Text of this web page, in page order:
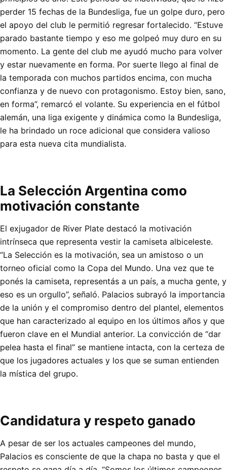
perder 15 fechas de la Bundesliga, fue un golpe duro, pero
el apoyo del club le permitió regresar fortalecido. “Estuve
parado bastante tiempo y eso me golpeó muy duro en su
momento. La gente del club me ayudó mucho para volver
y estar nuevamente en forma. Por suerte llego al final de
la temporada con muchos partidos encima, con mucha
confianza y de nuevo con protagonismo. Estoy bien, sano,
en forma”, remarcó el volante. Su experiencia en el fútbol
alemán, una liga exigente y dinámica como la Bundesliga,
le ha brindado un roce adicional que considera valioso
para esta nueva cita mundialista.
La Selección Argentina como
motivación constante
El exjugador de River Plate destacó la motivación
intrínseca que representa vestir la camiseta albiceleste.
“La Selección es la motivación, sea un amistoso o un
torneo oficial como la Copa del Mundo. Una vez que te
ponés la camiseta, representás a un país, a mucha gente, y
eso es un orgullo”, señaló. Palacios subrayó la importancia
de la unión y el compromiso dentro del plantel, elementos
que han caracterizado al equipo en los últimos años y que
fueron clave en el Mundial anterior. La convicción de “dar
pelea hasta el final” se mantiene intacta, con la certeza de
que los jugadores actuales y los que se suman entienden
la mística del grupo.
Candidatura y respeto ganado
A pesar de ser los actuales campeones del mundo,
Palacios es consciente de que la chapa no basta y que el